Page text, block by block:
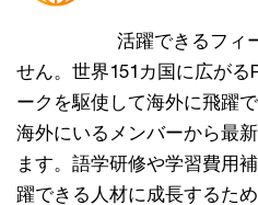
活躍できるフィ
せん。世界151カ国に広が
ークを駆使して海外に飛躍
海外にいるメンバーから最
ます。語学研修や学習費用
躍できる人材に成長するた